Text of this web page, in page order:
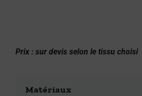
Prix : sur devis selon le tissu choisi
Matériaux